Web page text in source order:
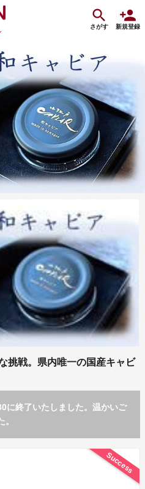
さがす 新規登録
挑戦。県内唯一の国産キャビ
に終了いたしました。温かいご
Success